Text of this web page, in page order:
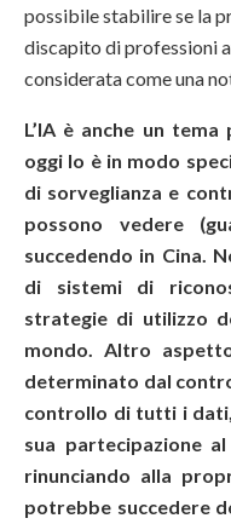
possibile stabilire se la
discapito di professioni
considerata come una
L’IA è anche un
oggi lo è in modo
di sorveglianza e
possono vedere
succedendo in Cina.
di sistemi di
strategie di utilizzo
mondo. Altro
determinato dal
controllo di tutti i
sua partecipazione
rinunciando alla
potrebbe succedere